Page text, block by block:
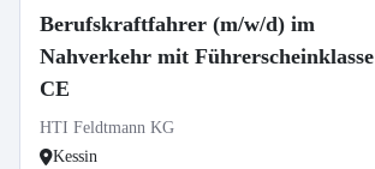
Berufskraftfahrer (m/w/d) im
Nahverkehr mit Führerscheinklasse
CE
HTI Feldtmann KG
Kessin